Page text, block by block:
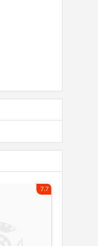
7.7